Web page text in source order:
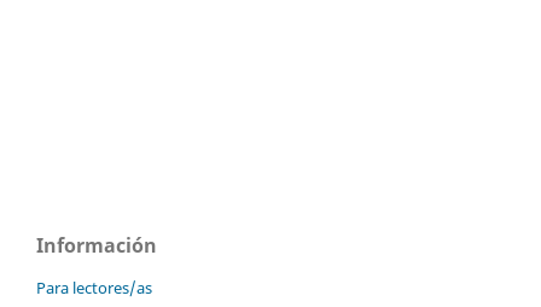
Información
Para lectores/as